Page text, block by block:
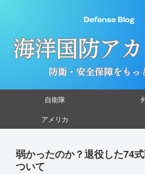
自衛隊
アメリカ
弱かったのか？退役した74
ついて